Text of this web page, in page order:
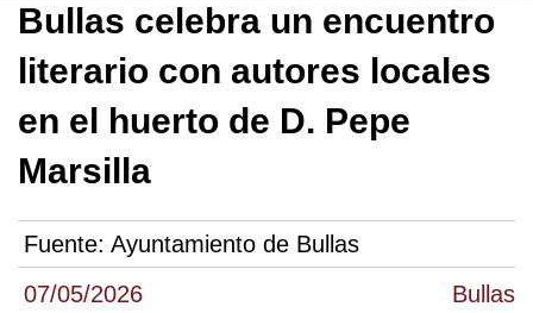
07/05/2026 Bullas
Bullas celebra un encuentro
literario con autores locales
en el huerto de D. Pepe
Marsilla
Fuente: Ayuntamiento de Bullas